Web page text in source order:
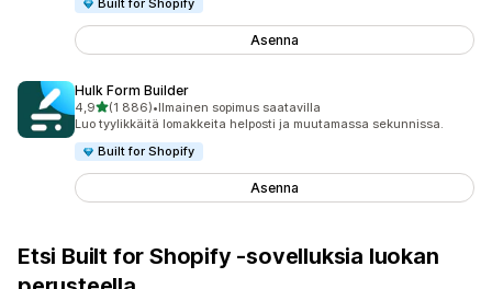
Built for Shopify
Asenna
Hulk Form Builder
4,9/ 5 tähteä
(1 886)
1886 arvostelua yhteensä
•Ilmainen sopimus saatavilla
Luo tyylikkäitä lomakkeita helposti ja muutamassa sekunnissa.
Built for Shopify
Asenna
Etsi Built for Shopify ‑sovelluksia luokan